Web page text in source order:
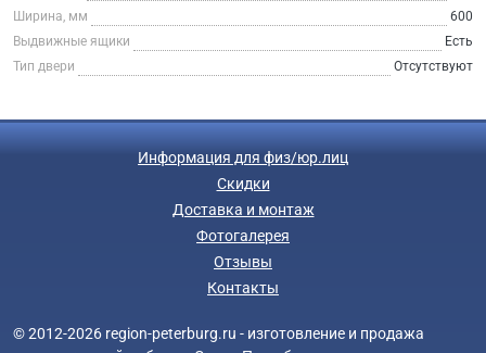
Ширина, мм
600
Выдвижные ящики
Есть
Тип двери
Отсутствуют
Информация для физ/юр.лиц
Скидки
Доставка и монтаж
Фотогалерея
Отзывы
Контакты
© 2012-2026 region-peterburg.ru - изготовление и продажа